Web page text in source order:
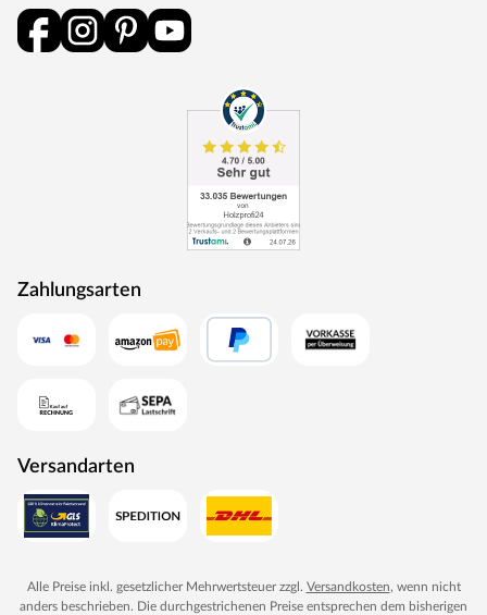
Zahlungsarten
Versandarten
Alle Preise inkl. gesetzlicher Mehrwertsteuer zzgl. Versandkosten, wenn nicht
anders beschrieben. Die durchgestrichenen Preise entsprechen dem bisherigen